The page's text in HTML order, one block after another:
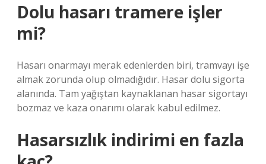
Dolu hasarı tramere işler
mi?
Hasarı onarmayı merak edenlerden biri, tramvayı işe
almak zorunda olup olmadığıdır. Hasar dolu sigorta
alanında. Tam yağıştan kaynaklanan hasar sigortayı
bozmaz ve kaza onarımı olarak kabul edilmez.
Hasarsızlık indirimi en fazla